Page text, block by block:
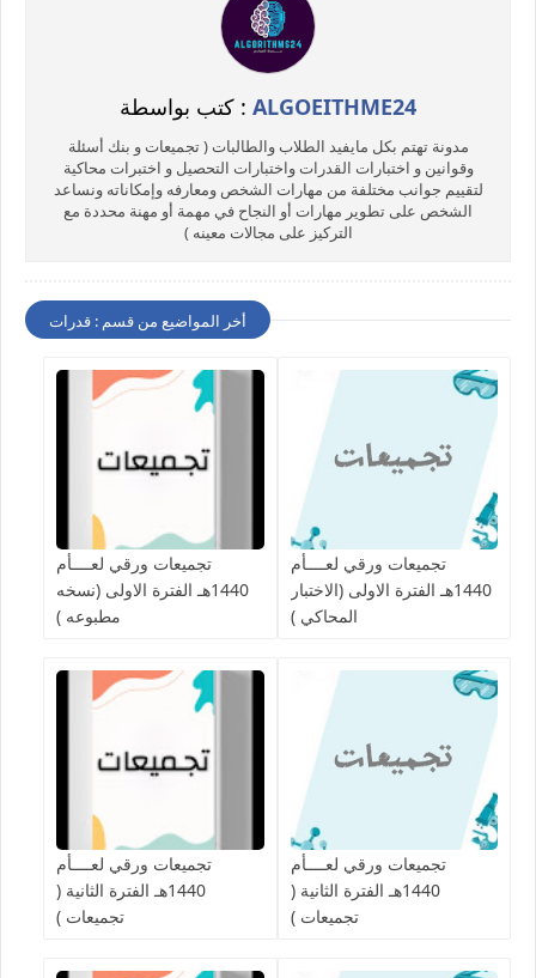
كتب بواسطة : ALGOEITHME24
مدونة تهتم بكل مايفيد الطلاب والطالبات ( تجميعات و بنك أسئلة
وقوانين و اختبارات القدرات واختبارات التحصيل و اختبرات محاكية
لتقييم جوانب مختلفة من مهارات الشخص ومعارفه وإمكاناته ونساعد
الشخص على تطوير مهارات أو النجاح في مهمة أو مهنة محددة مع
التركيز على مجالات معينه )
أخر المواضيع من قسم : قدرات
تجميعات ورقي لعــــأم
1440هـ الفترة الاولى (نسخه
مطبوعه )
تجميعات ورقي لعــــأم
1440هـ الفترة الاولى (الاختبار
المحاكي )
تجميعات ورقي لعــــأم
1440هـ الفترة الثانية (
تجميعات )
تجميعات ورقي لعــــأم
1440هـ الفترة الثانية (
تجميعات )